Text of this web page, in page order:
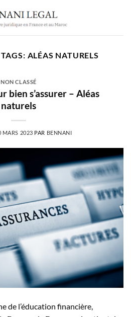
ALÉAS NATURELS
NON CLASSÉ
bien s’assurer – Aléas
naturels
MARS 2023 PAR BENNANI
de l’éducation financière,